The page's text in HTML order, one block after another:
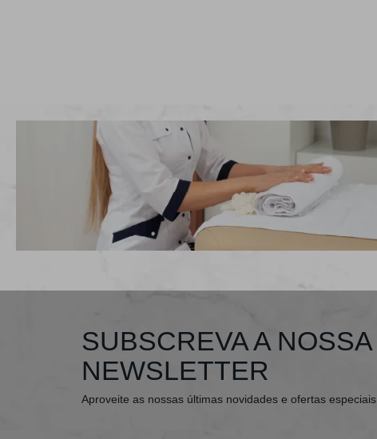
SUBSCREVA A NOSSA
NEWSLETTER
Aproveite as nossas últimas novidades e ofertas especiais